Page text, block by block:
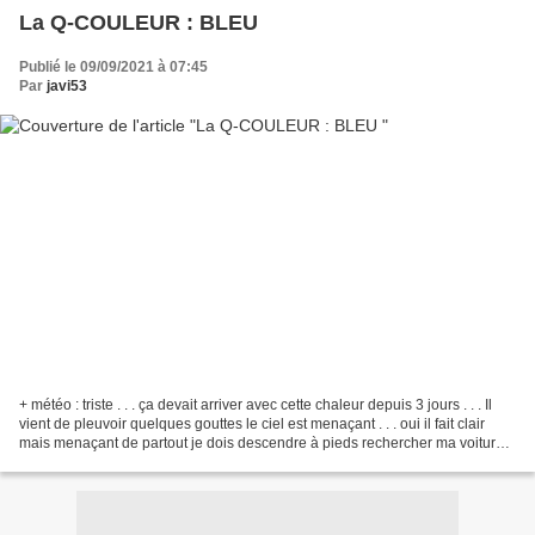
La Q-COULEUR : BLEU
Publié le 09/09/2021 à 07:45
Par javi53
+ météo : triste . . . ça devait arriver avec cette chaleur depuis 3 jours . . . Il
vient de pleuvoir quelques gouttes le ciel est menaçant . . . oui il fait clair
mais menaçant de partout je dois descendre à pieds rechercher ma voiture